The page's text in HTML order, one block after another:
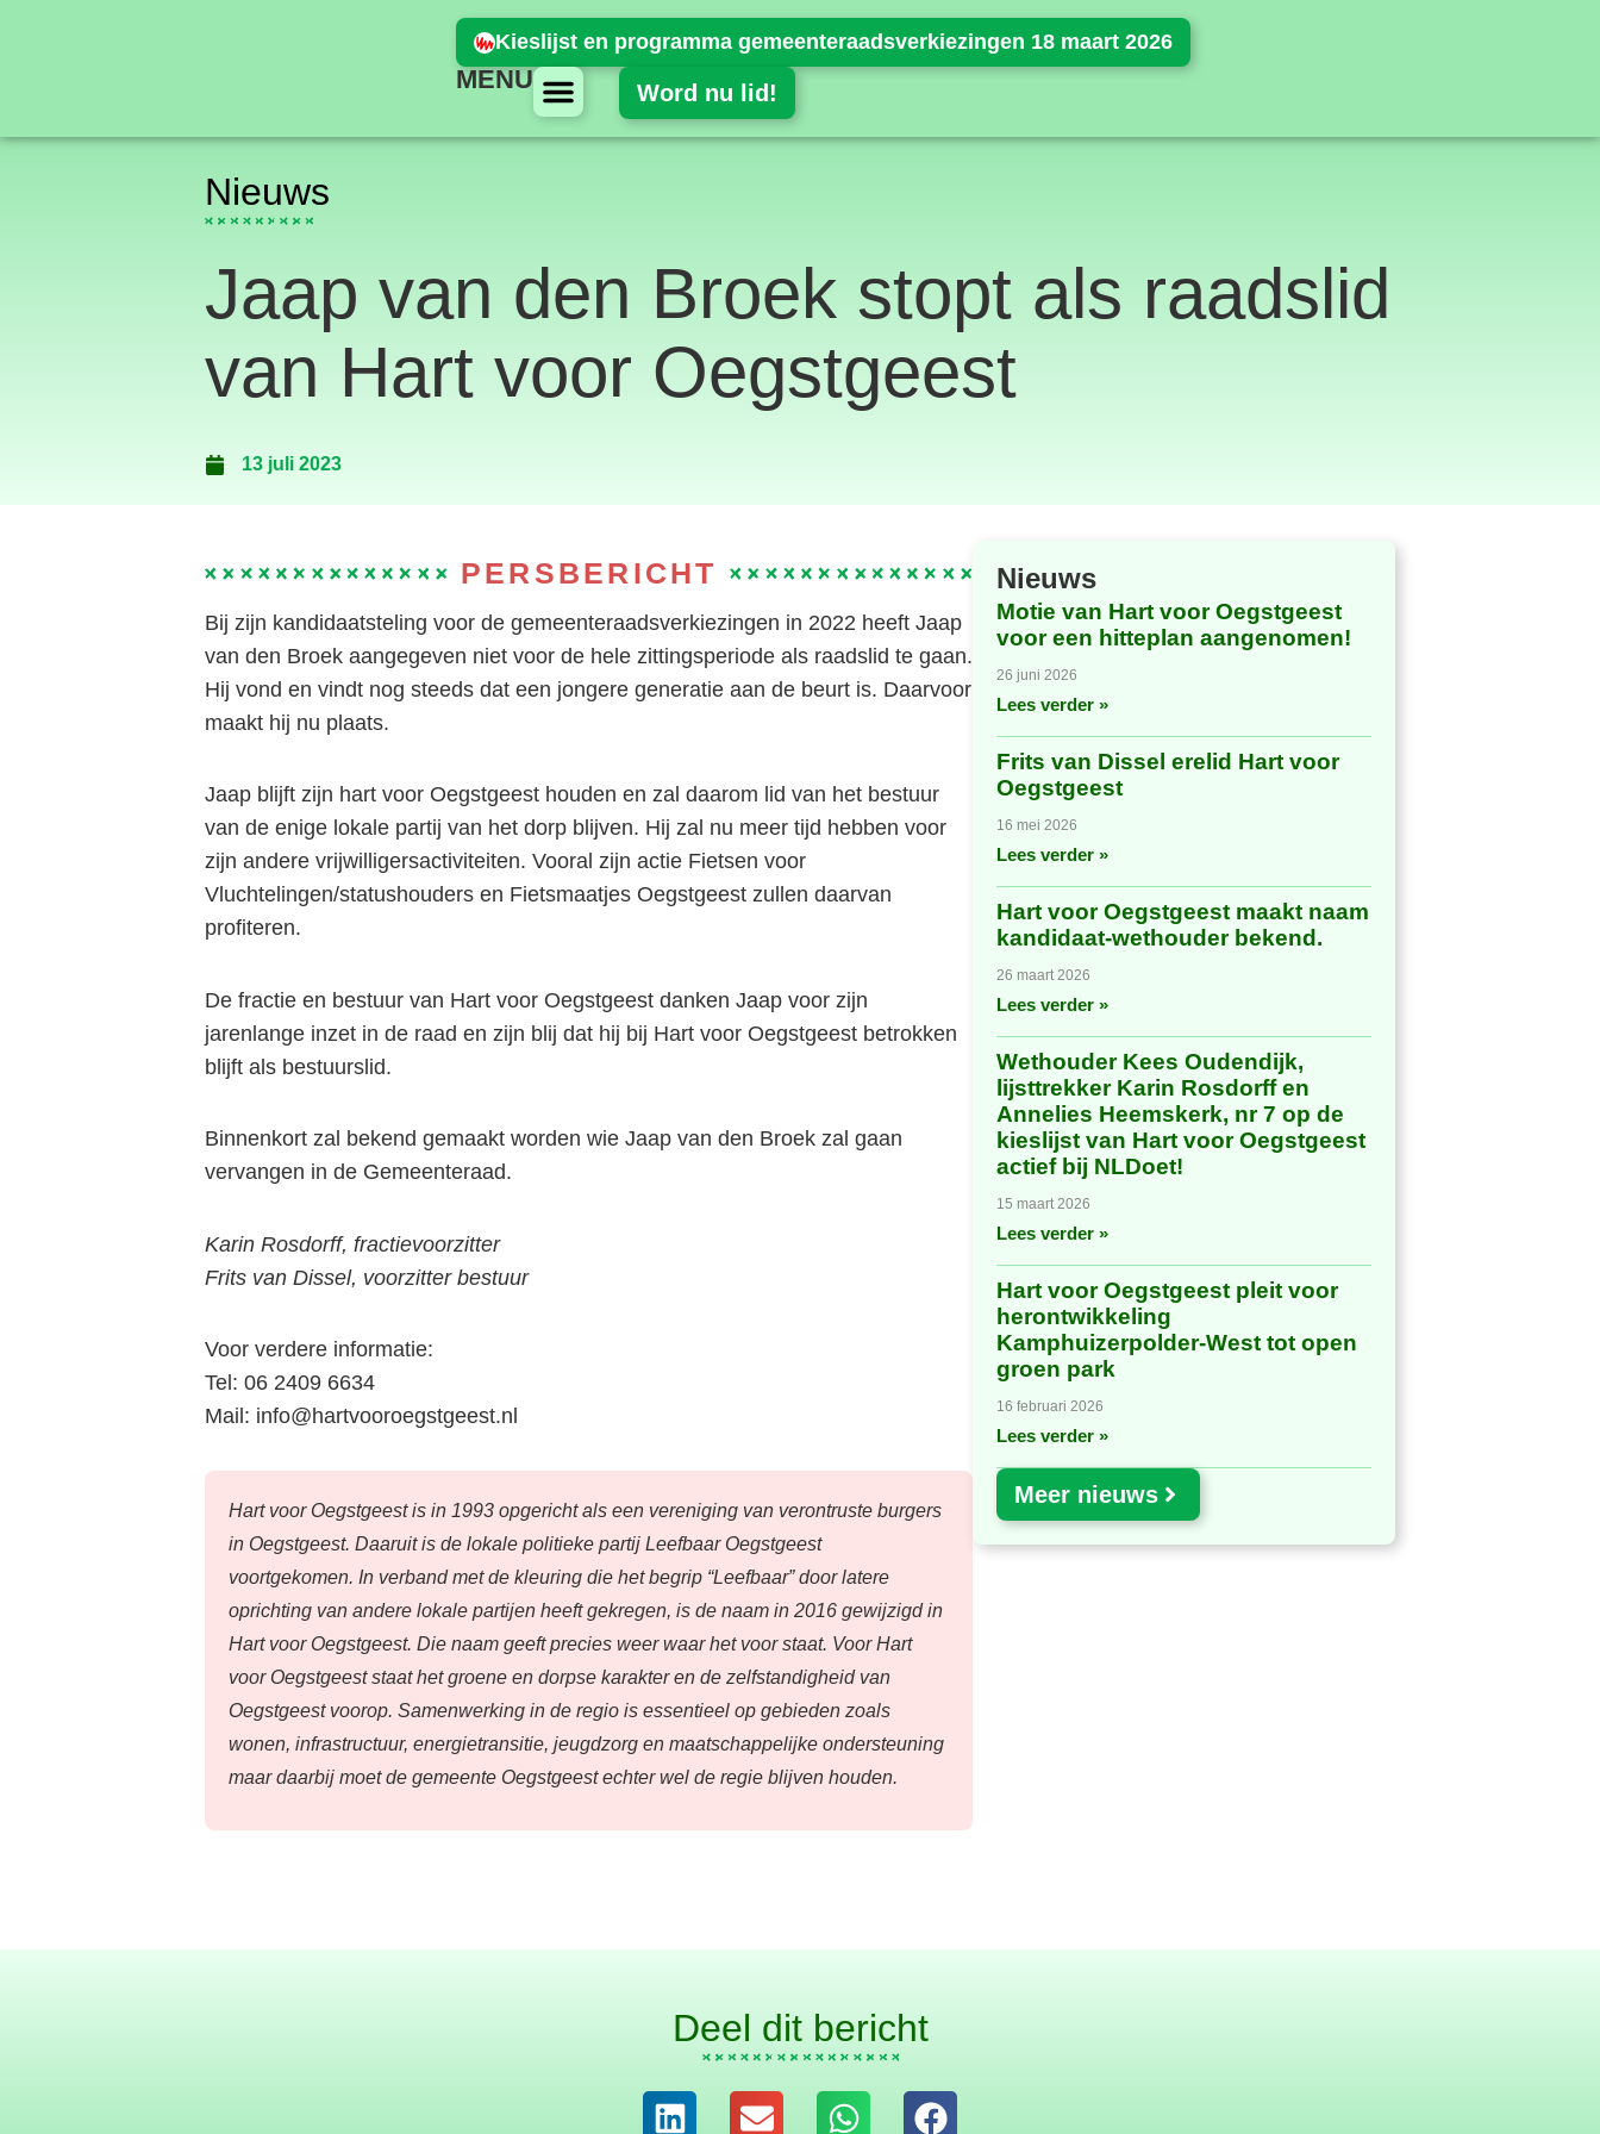
Kieslijst en programma gemeenteraadsverkiezingen 18 maart 2026
MENU Word nu lid!
Nieuws
Jaap van den Broek stopt als raadslid
van Hart voor Oegstgeest
13 juli 2023
PERSBERICHT
Bij zijn kandidaatsteling voor de gemeenteraadsverkiezingen in 2022 heeft Jaap
van den Broek aangegeven niet voor de hele zittingsperiode als raadslid te gaan.
Hij vond en vindt nog steeds dat een jongere generatie aan de beurt is. Daarvoor
maakt hij nu plaats.
Jaap blijft zijn hart voor Oegstgeest houden en zal daarom lid van het bestuur
van de enige lokale partij van het dorp blijven. Hij zal nu meer tijd hebben voor
zijn andere vrijwilligersactiviteiten. Vooral zijn actie Fietsen voor
Vluchtelingen/statushouders en Fietsmaatjes Oegstgeest zullen daarvan
profiteren.
De fractie en bestuur van Hart voor Oegstgeest danken Jaap voor zijn
jarenlange inzet in de raad en zijn blij dat hij bij Hart voor Oegstgeest betrokken
blijft als bestuurslid.
Binnenkort zal bekend gemaakt worden wie Jaap van den Broek zal gaan
vervangen in de Gemeenteraad.
Karin Rosdorff, fractievoorzitter
Frits van Dissel, voorzitter bestuur
Voor verdere informatie:
Tel: 06 2409 6634
Mail: info@hartvooroegstgeest.nl
Hart voor Oegstgeest is in 1993 opgericht als een vereniging van verontruste burgers
in Oegstgeest. Daaruit is de lokale politieke partij Leefbaar Oegstgeest
voortgekomen. In verband met de kleuring die het begrip “Leefbaar” door latere
oprichting van andere lokale partijen heeft gekregen, is de naam in 2016 gewijzigd in
Hart voor Oegstgeest. Die naam geeft precies weer waar het voor staat. Voor Hart
voor Oegstgeest staat het groene en dorpse karakter en de zelfstandigheid van
Oegstgeest voorop. Samenwerking in de regio is essentieel op gebieden zoals
wonen, infrastructuur, energietransitie, jeugdzorg en maatschappelijke ondersteuning
maar daarbij moet de gemeente Oegstgeest echter wel de regie blijven houden.
Nieuws
Motie van Hart voor Oegstgeest
voor een hitteplan aangenomen!
26 juni 2026
Lees verder »
Frits van Dissel erelid Hart voor
Oegstgeest
16 mei 2026
Lees verder »
Hart voor Oegstgeest maakt naam
kandidaat-wethouder bekend.
26 maart 2026
Lees verder »
Wethouder Kees Oudendijk,
lijsttrekker Karin Rosdorff en
Annelies Heemskerk, nr 7 op de
kieslijst van Hart voor Oegstgeest
actief bij NLDoet!
15 maart 2026
Lees verder »
Hart voor Oegstgeest pleit voor
herontwikkeling
Kamphuizerpolder-West tot open
groen park
16 februari 2026
Lees verder »
Meer nieuws
Deel dit bericht